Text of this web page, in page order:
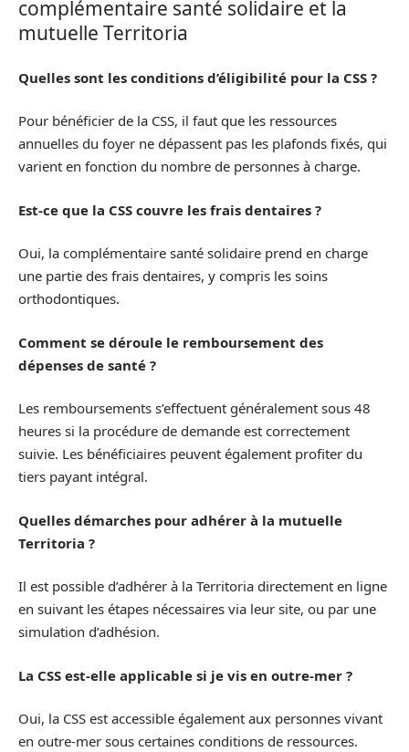
complémentaire santé solidaire et la
mutuelle Territoria
Quelles sont les conditions d’éligibilité pour la CSS ?
Pour bénéficier de la CSS, il faut que les ressources
annuelles du foyer ne dépassent pas les plafonds fixés, qui
varient en fonction du nombre de personnes à charge.
Est-ce que la CSS couvre les frais dentaires ?
Oui, la complémentaire santé solidaire prend en charge
une partie des frais dentaires, y compris les soins
orthodontiques.
Comment se déroule le remboursement des
dépenses de santé ?
Les remboursements s’effectuent généralement sous 48
heures si la procédure de demande est correctement
suivie. Les bénéficiaires peuvent également profiter du
tiers payant intégral.
Quelles démarches pour adhérer à la mutuelle
Territoria ?
Il est possible d’adhérer à la Territoria directement en ligne
en suivant les étapes nécessaires via leur site, ou par une
simulation d’adhésion.
La CSS est-elle applicable si je vis en outre-mer ?
Oui, la CSS est accessible également aux personnes vivant
en outre-mer sous certaines conditions de ressources.